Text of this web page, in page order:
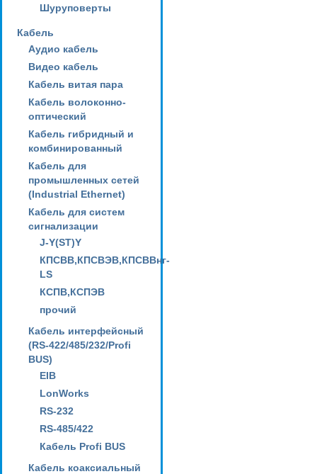
Шуруповерты
Кабель
Аудио кабель
Видео кабель
Кабель витая пара
Кабель волоконно-
оптический
Кабель гибридный и
комбинированный
Кабель для
промышленных сетей
(Industrial Ethernet)
Кабель для систем
сигнализации
J-Y(ST)Y
КПСВВ,КПСВЭВ,КПСВВнг-
LS
КСПВ,КСПЭВ
прочий
Кабель интерфейсный
(RS-422/485/232/Profi
BUS)
EIB
LonWorks
RS-232
RS-485/422
Кабель Profi BUS
Кабель коаксиальный